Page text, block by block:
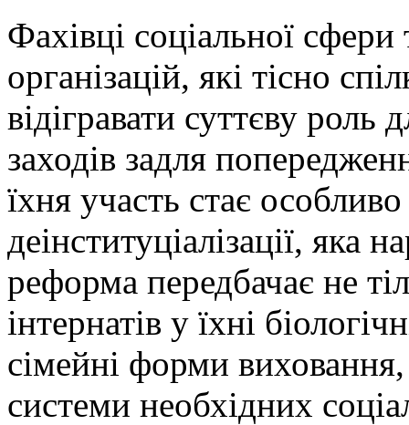
Фахівці соціальної
організацій, які тісно
відігравати суттєву
заходів задля
їхня участь стає
деінституціалізації, яка
реформа передбачає не
інтернатів у їхні
сімейні форми
системи необхідних